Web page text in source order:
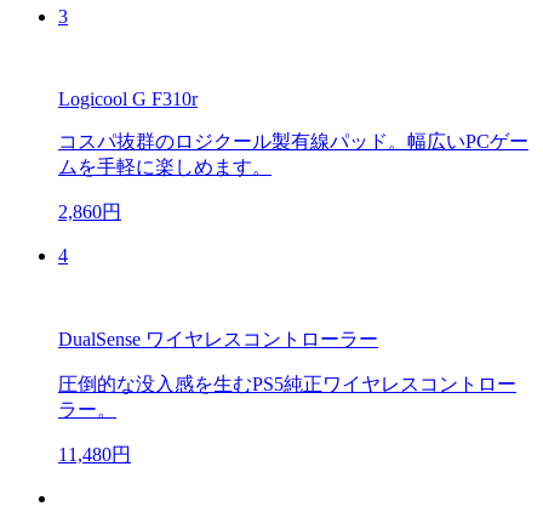
3
Logicool G F310r
コスパ抜群のロジクール製有線パッド。幅広いPCゲー
ムを手軽に楽しめます。
2,860円
4
DualSense ワイヤレスコントローラー
圧倒的な没入感を生むPS5純正ワイヤレスコントロー
ラー。
11,480円